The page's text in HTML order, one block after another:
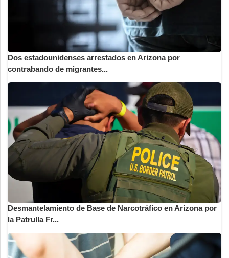
Dos estadounidenses arrestados en Arizona por
contrabando de migrantes...
Desmantelamiento de Base de Narcotráfico en Arizona por
la Patrulla Fr...